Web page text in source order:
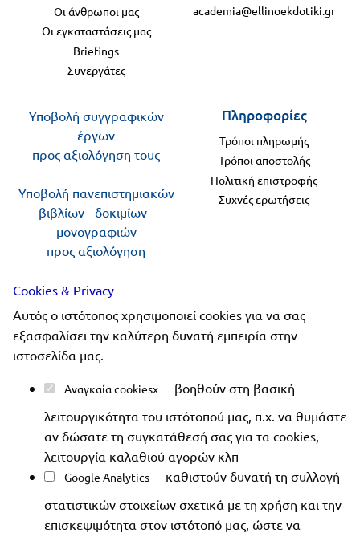
Οι άνθρωποι μας
Οι εγκαταστάσεις μας
Briefings
Συνεργάτες
academia@ellinoekdotiki.gr
Πληροφορίες
Τρόποι πληρωμής
Τρόποι αποστολής
Πολιτική επιστροφής
Συχνές ερωτήσεις
Υποβολή συγγραφικών
έργων
προς αξιολόγηση τους
Υποβολή πανεπιστημιακών
βιβλίων - δοκιμίων -
μονογραφιών
προς αξιολόγηση
Copyright 2019-2026 ellinoekdotiki.gr - All rights
reserved| Όροι χρήσης | Προστασία δεδομένων |
Ασφάλεια συναλλαγών
Cookies & Privacy
Αυτός ο ιστότοπος χρησιμοποιεί cookies για να σας
εξασφαλίσει την καλύτερη δυνατή εμπειρία στην
ιστοσελίδα μας.
Αναγκαία cookies
βοηθούν στη βασική
λειτουργικότητα του ιστότοπού μας, π.χ. να θυμάστε
αν δώσατε τη συγκατάθεσή σας για τα cookies,
λειτουργία καλαθιού αγορών κλπ
Google Analytics
καθιστούν δυνατή τη συλλογή
στατιστικών στοιχείων σχετικά με τη χρήση και την
επισκεψιμότητα στον ιστότοπό μας, ώστε να